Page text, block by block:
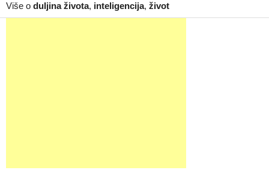
Više o duljina života, inteligencija, život